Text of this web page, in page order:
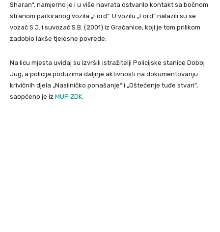
Sharan“, namjerno je i u više navrata ostvarilo kontakt sa bočnom
stranom parkiranog vozila „Ford“. U vozilu „Ford“ nalazili su se
vozač S.J. i suvozač S.B. (2001) iz Gračanice, koji je tom prilikom
zadobio lakše tjelesne povrede.
Na licu mjesta uviđaj su izvršili istražitelji Policijske stanice Doboj
Jug, a policija poduzima daljnje aktivnosti na dokumentovanju
krivičnih djela „Nasilničko ponašanje“ i „Oštećenje tuđe stvari“,
saopćeno je iz MUP ZDK.